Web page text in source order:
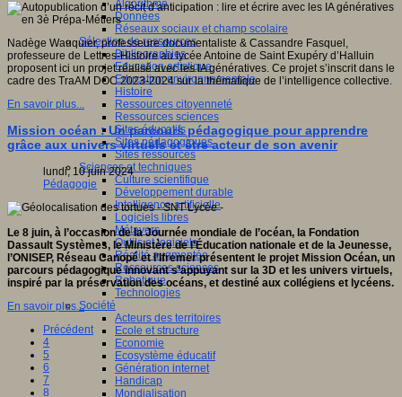
Algorithme
Données
Réseaux sociaux et champ scolaire
Sélection de ressources
Bibliographies
Education artistique
Education environnementale
Histoire
Ressources citoyenneté
Ressources sciences
Sites éducatifs
Sites pédagogiques
Sites ressources
Sciences et techniques
Culture scientifique
Développement durable
Intelligence artificielle
Logiciels libres
Métavers
Outils et logiciels
Réalité augmentée
Ressources sciences
Robotique
Technologies
Société
Acteurs des territoires
Ecole et structure
Economie
Ecosystème éducatif
Génération internet
Handicap
Mondialisation
Nadège Wauquier, professeure documentaliste & Cassandre Fasquel,
professeure de Lettres-Histoire au lycée Antoine de Saint Exupéry d’Halluin
proposent ici un projet réalisé avec les IA génératives. Ce projet s’inscrit dans le
cadre des TraAM DOC 2023-2024 sur la thématique de l’intelligence collective.
En savoir plus...
Mission océan : Un parcours pédagogique pour apprendre
grâce aux univers virtuels et être acteur de son avenir
lundi, 10 juin 2024
Pédagogie
Le 8 juin, à l’occasion de la Journée mondiale de l’océan, la Fondation
Dassault Systèmes, le Ministère de l’Éducation nationale et de la Jeunesse,
l’ONISEP, Réseau Canopé et l’Ifremer présentent le projet Mission Océan, un
parcours pédagogique innovant s’appuyant sur la 3D et les univers virtuels,
inspiré par la préservation des océans, et destiné aux collégiens et lycéens.
En savoir plus...
Précédent
4
5
6
7
8